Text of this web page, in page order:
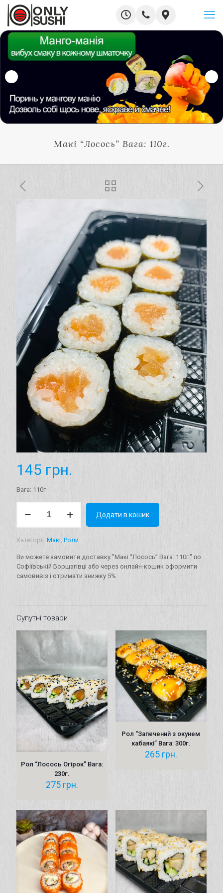
Макі “Лосось” Вага: 110г.
145 грн.
Вага: 110г
"Лосось"
кількість
Додати в кошик
Категорії: Макі Роли
Ви можете замовити доставку "Макі “Лосось” Вага: 110г." по
Софіївській Борщагівці або через онлайн-кошик оформити
самовивіз і отримати знижку 5%
Супутні товари
Рол “Лосось Огірок” Вага:
230г.
275 грн.
Рол “Запечений з окунeм
кабаякі” Вага: 300г.
265 грн.